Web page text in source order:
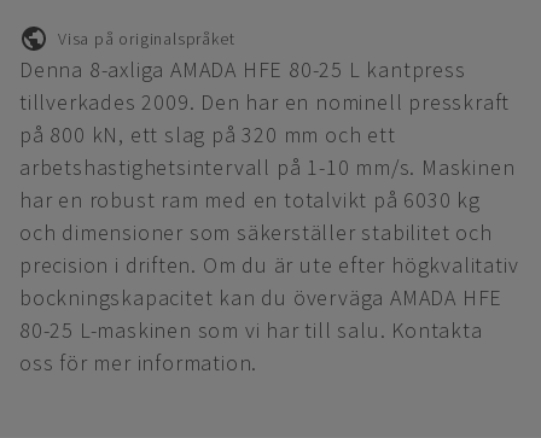
Visa på originalspråket
Denna 8-axliga AMADA HFE 80-25 L kantpress
tillverkades 2009. Den har en nominell presskraft
på 800 kN, ett slag på 320 mm och ett
arbetshastighetsintervall på 1-10 mm/s. Maskinen
har en robust ram med en totalvikt på 6030 kg
och dimensioner som säkerställer stabilitet och
precision i driften. Om du är ute efter högkvalitativ
bockningskapacitet kan du överväga AMADA HFE
80-25 L-maskinen som vi har till salu. Kontakta
oss för mer information.